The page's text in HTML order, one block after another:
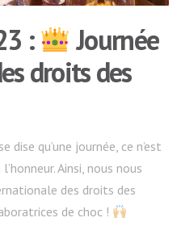
:
Journée
droits des
dise qu’une journée, ce n’est
Ainsi, nous nous
des droits des
de choc !